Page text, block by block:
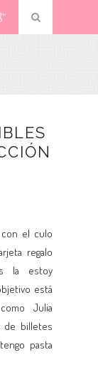
el culo
regalo
la estoy
está
Julia
de billetes
pasta